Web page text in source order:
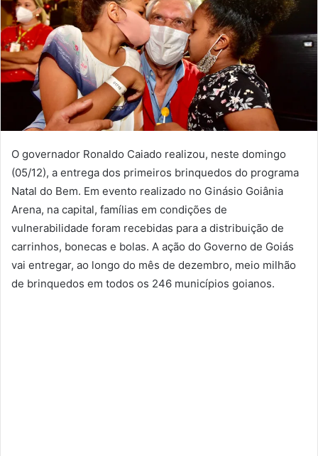
O governador Ronaldo Caiado realizou, neste domingo
(05/12), a entrega dos primeiros brinquedos do programa
Natal do Bem. Em evento realizado no Ginásio Goiânia
Arena, na capital, famílias em condições de
vulnerabilidade foram recebidas para a distribuição de
carrinhos, bonecas e bolas. A ação do Governo de Goiás
vai entregar, ao longo do mês de dezembro, meio milhão
de brinquedos em todos os 246 municípios goianos.